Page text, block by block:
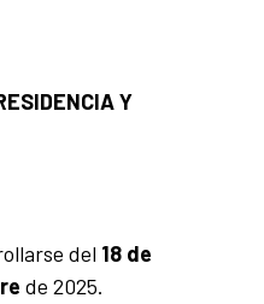
Y
del 18 de
de 2025.